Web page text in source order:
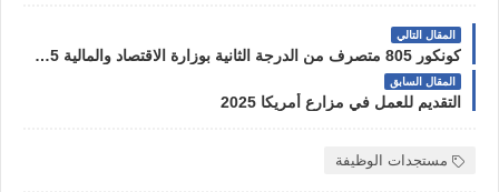
المقال التالي
كونكور 805 متصرف من الدرجة الثانية بوزارة الاقتصاد والمالية 2025
المقال السابق
التقديم للعمل في مزارع أمريكا 2025
مستجدات الوظيفة